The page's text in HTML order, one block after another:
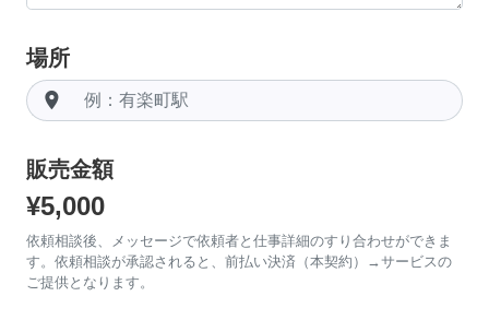
場所
room
販売金額
¥5,000
依頼相談後、メッセージで依頼者と仕事詳細のすり合わせができま
す。依頼相談が承認されると、前払い決済（本契約）→サービスの
ご提供となります。